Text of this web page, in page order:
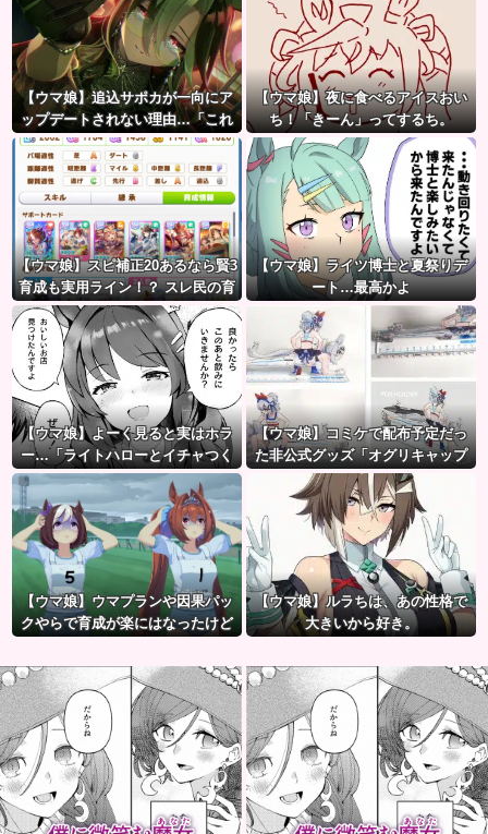
【ウマ娘】追込サポカが一向にア
ップデートされない理由…「これ
だけ出さないってことは」
【ウマ娘】夜に食べるアイスおい
ち！「きーん」ってするち。
【ウマ娘】スピ補正20あるなら賢3
育成も実用ライン！？ スレ民の育
成した夏ドーベルが仕上がりつつ
ある件
【ウマ娘】ライツ博士と夏祭りデ
ート…最高かよ
【ウマ娘】よーく見ると実はホラ
ー…「ライトハローとイチャつく
スティルトレ漫画」
【ウマ娘】コミケで配布予定だっ
た非公式グッズ「オグリキャップ
タマモクロスアクリル定規」意外
(?)な落とし穴により配布を撤回す
ることに…
【ウマ娘】ウマプランや因果パッ
クやらで育成が楽にはなったけど
【ウマ娘】ルラちは、あの性格で
大きいから好き。